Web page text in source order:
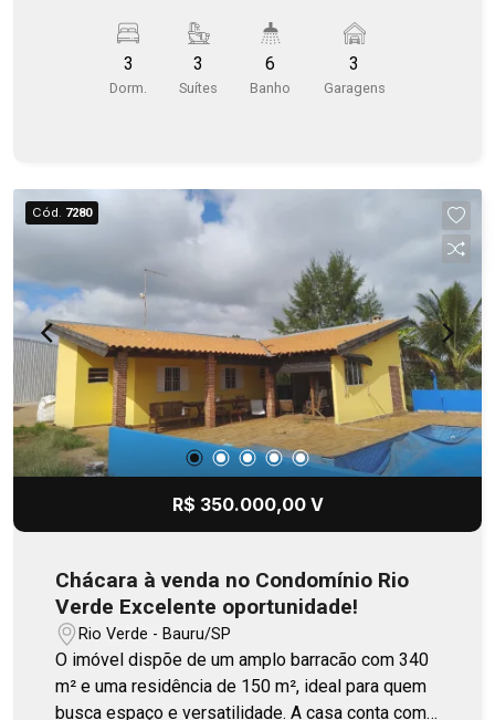
elétrico e coifas em aço inox; ampla sala de estar
integrada a uma completa área gourmet, Piso
superior com ampla sala para home theater, já
serviço completa em armários, passadeira e
banheiro.
3
Dorm.
3
Suítes
6
Banho
3
Garagens
Cód. 7280
R$ 350.000,00 V
Chácara à venda no Condomínio Rio
Verde Excelente oportunidade!
Rio Verde - Bauru/SP
O imóvel dispõe de um amplo barracão com 340
m² e uma residência de 150 m², ideal para quem
busca espaço e versatilidade. A casa conta com